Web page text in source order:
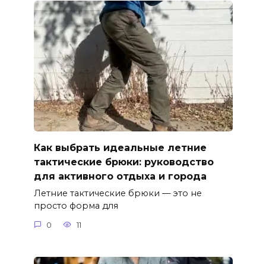
Как выбрать идеальные летние
тактические брюки: руководство
для активного отдыха и города
Летние тактические брюки — это не
просто форма для
0 11